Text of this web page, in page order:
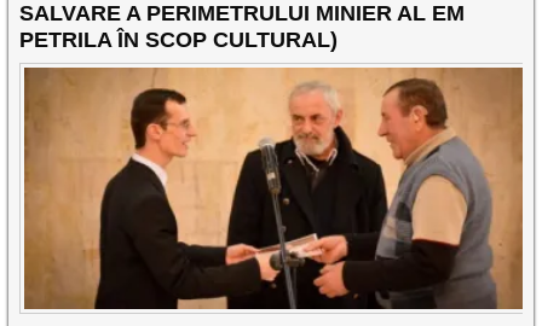
SALVARE A PERIMETRULUI MINIER AL EM
PETRILA ÎN SCOP CULTURAL)